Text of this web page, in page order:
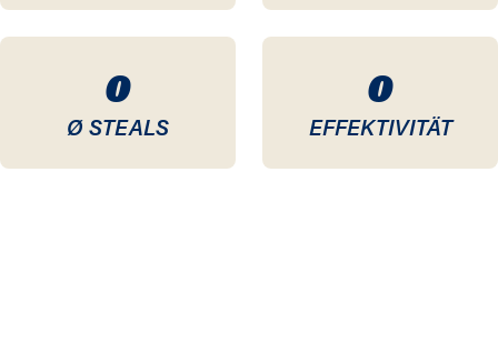
0
Ø STEALS
0
EFFEKTIVITÄT